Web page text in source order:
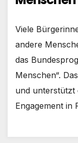
Viele
andere
das
Menschen“.
und unterstützt
Engagement in